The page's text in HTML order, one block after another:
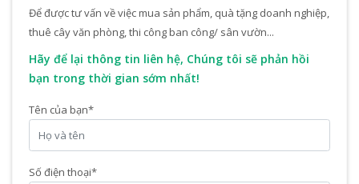
Để được tư vấn về việc mua sản phẩm, quà tặng doanh nghiệp,
thuê cây văn phòng, thi công ban công/ sân vườn...
Hãy để lại thông tin liên hệ, Chúng tôi sẽ phản hồi
bạn trong thời gian sớm nhất!
Tên của bạn*
Số điện thoại*